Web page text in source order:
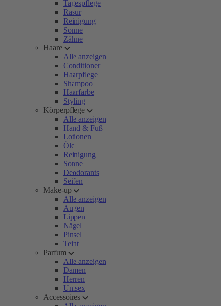
Tagespflege
Rasur
Reinigung
Sonne
Zähne
Haare
Alle anzeigen
Conditioner
Haarpflege
Shampoo
Haarfarbe
Styling
Körperpflege
Alle anzeigen
Hand & Fuß
Lotionen
Öle
Reinigung
Sonne
Deodorants
Seifen
Make-up
Alle anzeigen
Augen
Lippen
Nägel
Pinsel
Teint
Parfum
Alle anzeigen
Damen
Herren
Unisex
Accessoires